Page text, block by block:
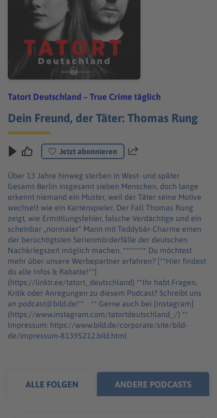
Tatort Deutschland – True Crime täglich
Dein Freund, der Täter: Thomas Rung
Jetzt abonnieren Teilen
Über 13 Jahre hinweg sterben in West- und später
Gesamt-Berlin insgesamt sieben Menschen, doch lange
erkennt niemand ein Muster, weil der Täter seine Motive
wechselt wie ein Kartenspieler. Der Fall Thomas Rung
zeigt, wie Ermittlungsfehler, falsche Verdächtige und ein
scheinbar „normaler“ Mann mit Teddybär-Charme einen
der berüchtigtsten Serienmörderfälle der deutschen
Nachkriegszeit möglich machen. ******** Du möchtest
mehr über unsere Werbepartner erfahren? [**Hier findest
du alle Infos & Rabatte!**]
(https://linktr.ee/tatort_deutschland) **Ihr habt Fragen,
Kritik oder Anregungen zu diesem Podcast? Schreibt uns
an podcast@bild.de!** ** Gerne auch bei [Instagram]
(https://www.instagram.com/tatortdeutschland_/) **
Impressum: https://www.bild.de/corporate/site/bild-
de/impressum-81395212.bild.html
ALLE FOLGEN ANDERE PODCASTS